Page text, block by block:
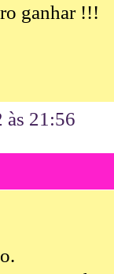
ganhar !!!
às 21:56